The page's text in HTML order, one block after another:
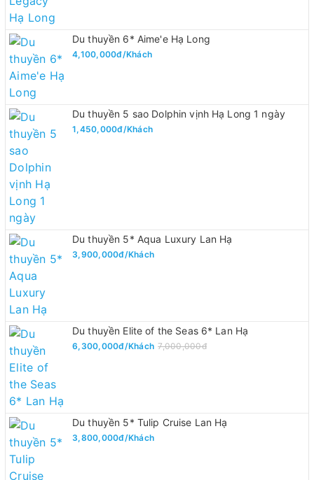
Du thuyền 6* Aime'e Hạ Long
4,100,000đ/Khách
Du thuyền 5 sao Dolphin vịnh Hạ Long 1 ngày
1,450,000đ/Khách
Du thuyền 5* Aqua Luxury Lan Hạ
3,900,000đ/Khách
Du thuyền Elite of the Seas 6* Lan Hạ
6,300,000đ/Khách 7,000,000đ
Du thuyền 5* Tulip Cruise Lan Hạ
3,800,000đ/Khách